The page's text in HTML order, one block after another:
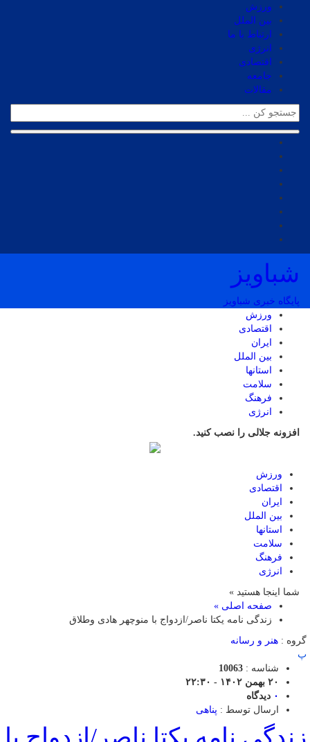
ورزش
بین الملل
ارتباط با ما
انرژی
اقتصادی
جامعه
مقالات
شباویز
پایگاه خبری شباویز
ورزش
اقتصادی
ایران
بین الملل
استانها
سلامت
فرهنگ
انرژی
افزونه جلالی را نصب کنید.
ورزش
اقتصادی
ایران
بین الملل
استانها
سلامت
فرهنگ
انرژی
شما اینجا هستید »
صفحه اصلی »
زندگی نامه یکتا ناصر/ازدواج با منوچهر هادی وطلاق
گروه : هنر و رسانه
پ
شناسه : 10063
۲۰ بهمن ۱۴۰۲ - ۲۲:۳۰
۰ دیدگاه
ارسال توسط : پناهی